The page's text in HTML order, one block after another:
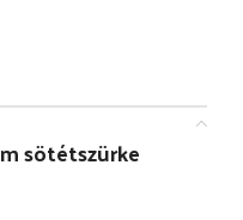
sötétszürke